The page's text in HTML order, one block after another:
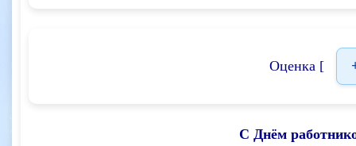
Оценка [
С Днём